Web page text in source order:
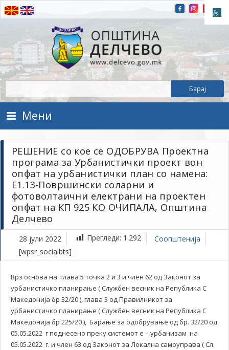
Прескокнете на содржината
Општина Делчево
Општина Делчево
Мени
РЕШЕНИЕ со кое се ОДОБРУВА Проектна
програма за Урбанистички проект вон
опфат на урбанистички план со намена:
Е1.13-Површински соларни и
фотоволтаични електрани на проектен
опфат на КП 925 КО ОЧИПАЛА, Општина
Делчево
28 јули 2022 Прегледи: 1.292
Соопштенија
[wpsr_socialbts]
Врз основа на глава 5 точка 2 и 3 и член 62 од Законот за
урбанистичко планирање ( Службен весник на Република С
Македонија бр 32/20 ), глава 3 од Правилникот за
урбанистичко планирање ( Службен весник на Република С
Македонија бр 225/20 ), Барање за одобрување од бр. 32/20 од
05.05.2022 г поднесено преку системот е – урбанизам на
05.05.2022 г. и член 63 од Законот за Локална самоуправа ( Сл.